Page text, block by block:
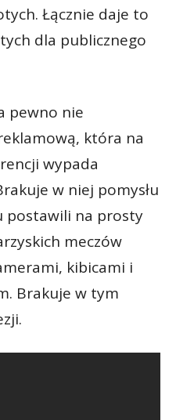
Łącznie daje to
dla publicznego
pewno nie
która na
wypada
w niej pomysłu
postawili na prosty
meczów
kibicami i
Brakuje w tym